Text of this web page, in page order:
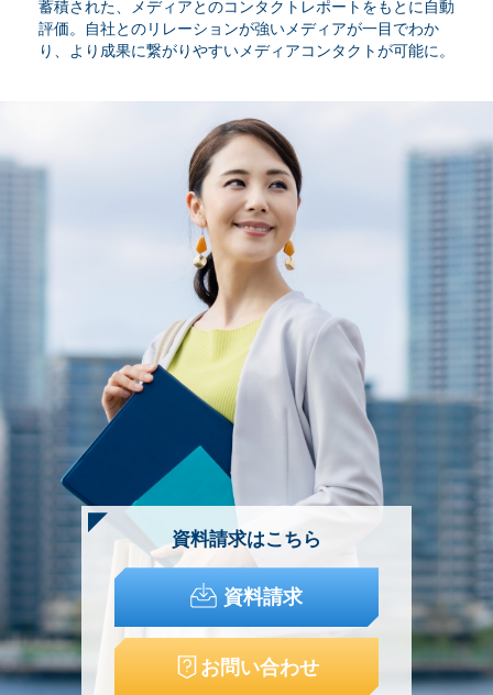
蓄積された、メディアとのコンタクトレポートをもとに自動
評価。自社とのリレーションが強いメディアが一目でわか
り、より成果に繋がりやすいメディアコンタクトが可能に。
資料請求はこちら
資料請求
お問い合わせ